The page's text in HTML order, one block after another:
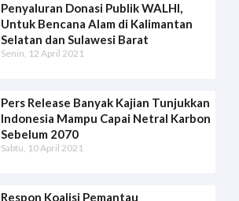
Penyaluran Donasi Publik WALHI,
Untuk Bencana Alam di Kalimantan
Selatan dan Sulawesi Barat
Senin, 12 April 2021
Pers Release Banyak Kajian Tunjukkan
Indonesia Mampu Capai Netral Karbon
Sebelum 2070
Sabtu, 10 April 2021
Respon Koalisi Pemantau